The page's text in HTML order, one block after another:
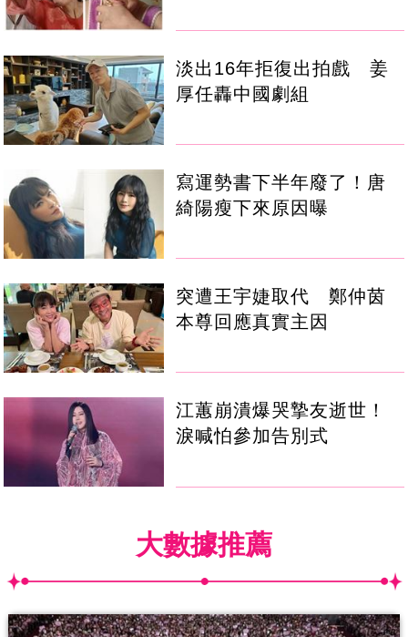
淡出16年拒復出拍戲 姜
厚任轟中國劇組
寫運勢書下半年廢了！唐
綺陽瘦下來原因曝
突遭王宇婕取代 鄭仲茵
本尊回應真實主因
江蕙崩潰爆哭摯友逝世！
淚喊怕參加告別式
大數據推薦